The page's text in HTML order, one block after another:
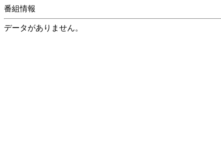
番組情報
データがありません。